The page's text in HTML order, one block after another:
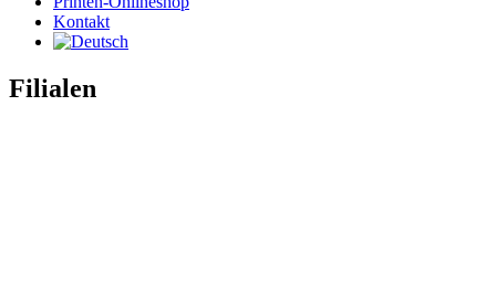
Kontakt
Filialen